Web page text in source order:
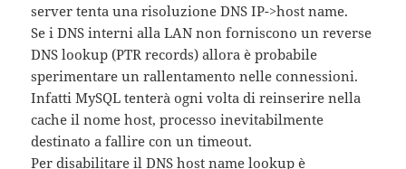
server tenta una risoluzione DNS IP->host name.
Se i DNS interni alla LAN non forniscono un reverse
DNS lookup (PTR records) allora è probabile
sperimentare un rallentamento nelle connessioni.
Infatti MySQL tenterà ogni volta di reinserire nella
cache il nome host, processo inevitabilmente
destinato a fallire con un timeout.
Per disabilitare il DNS host name lookup è